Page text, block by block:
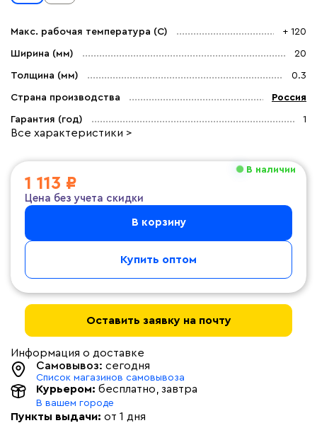
Макс. рабочая температура (C) + 120
Ширина (мм) 20
Толщина (мм) 0.3
Страна производства Россия
Гарантия (год) 1
Все характеристики >
В наличии
1 113 ₽
Цена без учета скидки
В корзину
Купить оптом
Оставить заявку на почту
Информация о доставке
Самовывоз: сегодня
Список магазинов самовывоза
Курьером: бесплатно , завтра
В вашем городе
Пункты выдачи: от 1 дня